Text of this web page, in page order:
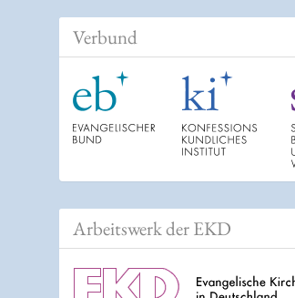
Verbund
Arbeitswerk der EKD